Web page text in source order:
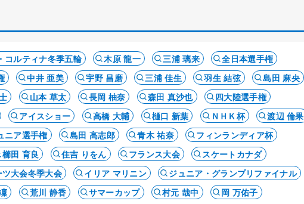
コルティナ冬季五輪 木原 龍一 三浦 璃来
全日本選手権
中井 亜美 宇野 昌磨 三浦 佳生 羽生 結弦
島田 麻央
山本 草太 長岡 柚奈 森田 真沙也
四大陸選手権
アイスショー 高橋 大輔 樋口 新葉 ＮＨＫ杯
渡辺 倫果
ニア選手権 島田 高志郎 青木 祐奈
フィンランディア杯
櫛田 育良 住吉 りをん フランス大会
スケートカナダ
大会冬季大会 イリア マリニン
ジュニア・グランプリファイナル
荒川 静香 サマーカップ 村元 哉中
岡 万佑子